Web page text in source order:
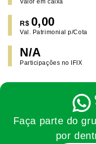
Valor em caixa
R$ 0,00
Val. Patrimonial p/Cota
N/A
Participações no IFIX
Faça parte do
por